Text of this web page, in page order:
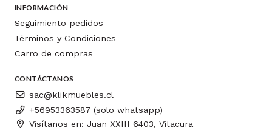
INFORMACIÓN
Seguimiento pedidos
Términos y Condiciones
Carro de compras
CONTÁCTANOS
sac@klikmuebles.cl
+56953363587 (solo whatsapp)
Visítanos en: Juan XXIII 6403, Vitacura